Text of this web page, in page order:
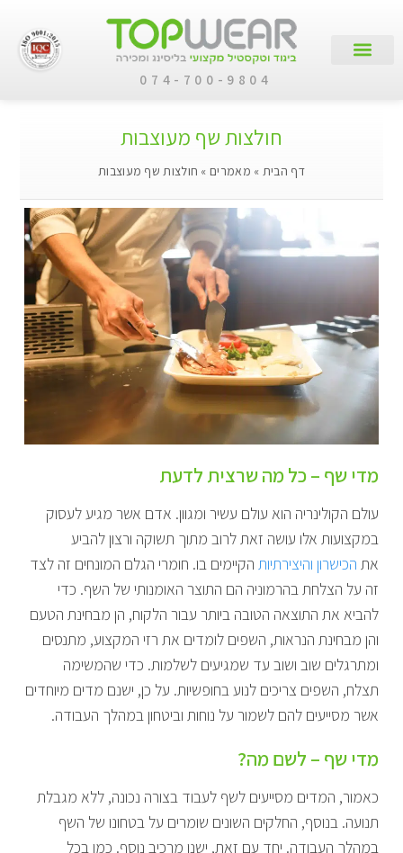
074-700-9804
חולצות שף מעוצבות
דף הבית » מאמרים » חולצות שף מעוצבות
מדי שף – כל מה שרצית לדעת
עולם הקולינריה הוא עולם עשיר ומגוון. אדם אשר מגיע לעסוק
במקצועות אלו עושה זאת לרוב מתוך תשוקה ורצון להביע
את הכישרון והיצירתיותהקיימים בו. חומרי הגלם המונחים זה לצד
זה על הצלחת בהרמוניה הם התוצר האומנותי של השף. כדי
להביא את התוצאה הטובה ביותר עבור הלקוח, הן מבחינת הטעם
והן מבחינת הנראות, השפים לומדים את רזי המקצוע, מתנסים
ומתרגלים שוב ושוב עד שמגיעים לשלמות. כדי שהמשימה
תצלח, השפים צריכים לנוע בחופשיות. על כן, ישנם מדים מיוחדים
אשר מסייעים להם לשמור על נוחות וביטחון במהלך העבודה.
מדי שף – לשם מה?
כאמור, המדים מסייעים לשף לעבוד בצורה נכונה, ללא מגבלת
תנועה. בנוסף, החלקים השונים שומרים על בטחונו של השף
במהלך העבודה. יחד עם זאת, ישנו מרכיב נוסף. כמו בכל